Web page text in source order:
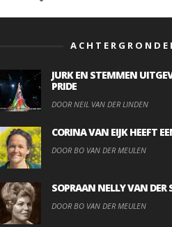
JURK EN STEMMEN
PRIDE
DOOR NEIL VAN DER LINDEN
CORINA VAN EIJK HEEFT
DOOR BO VAN DER MEULEN
SOPRAAN NELLY VAN DER
DOOR BO VAN DER MEULEN